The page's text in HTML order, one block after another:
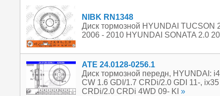
NIBK RN1348
Диск тормозной HYUNDAI TUCSON
2006 - 2010 HYUNDAI SONATA 2.0 20
ATE 24.0128-0256.1
Диск тормозной передн, HYUNDAI:
CW 1.6 GDI/1.7 CRDi/2.0 GDI 11-,
CRDi/2.0 CRDi 4WD 09- KI »